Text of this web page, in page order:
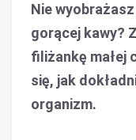
Nie
gorącej kawy?
filiżankę małej
się, jak
organizm.